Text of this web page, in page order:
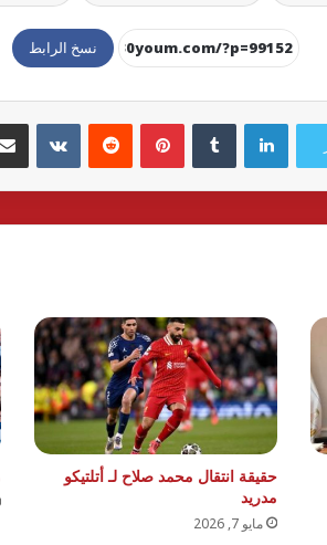
نسخ الرابط
لينكدإن بينتيريست
حقيقة انتقال محمد صلاح لـ أتلتيكو
مدريد
مايو 7, 2026